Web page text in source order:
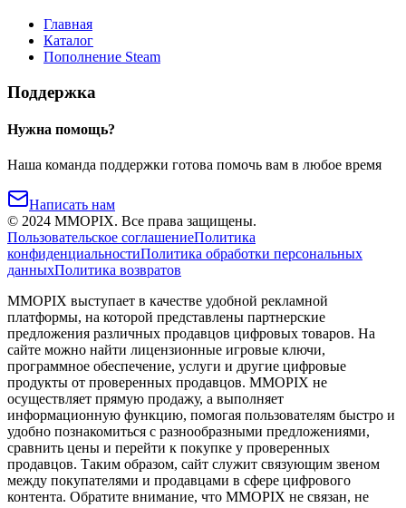
Главная
Каталог
Пополнение Steam
Поддержка
Нужна помощь?
Наша команда поддержки готова помочь вам в любое время
Написать нам
© 2024 MMOPIX. Все права защищены.
Пользовательское соглашениеПолитика
конфиденциальностиПолитика обработки персональных
данныхПолитика возвратов
MMOPIX выступает в качестве удобной рекламной
платформы, на которой представлены партнерские
предложения различных продавцов цифровых товаров. На
сайте можно найти лицензионные игровые ключи,
программное обеспечение, услуги и другие цифровые
продукты от проверенных продавцов. MMOPIX не
осуществляет прямую продажу, а выполняет
информационную функцию, помогая пользователям быстро и
удобно познакомиться с разнообразными предложениями,
сравнить цены и перейти к покупке у проверенных
продавцов. Таким образом, сайт служит связующим звеном
между покупателями и продавцами в сфере цифрового
контента. Обратите внимание, что MMOPIX не связан, не